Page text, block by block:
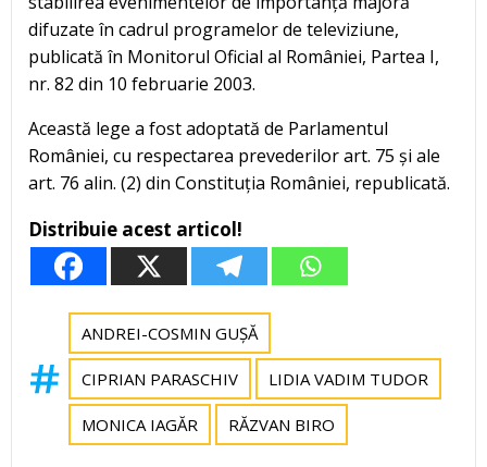
difuzate în cadrul programelor de televiziune,
publicată în Monitorul Oficial al României, Partea I,
nr. 82 din 10 februarie 2003.
Această lege a fost adoptată de Parlamentul
României, cu respectarea prevederilor art. 75 și ale
art. 76 alin. (2) din Constituția României, republicată.
Distribuie acest articol!
ANDREI-COSMIN GUȘĂ
CIPRIAN PARASCHIV LIDIA VADIM TUDOR
MONICA IAGĂR RĂZVAN BIRO